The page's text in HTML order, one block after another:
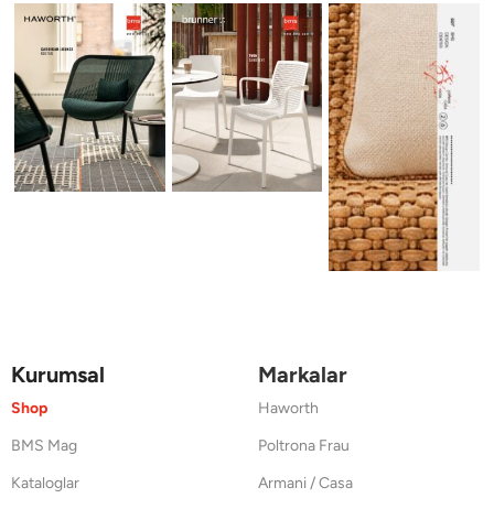
Kurumsal
Shop
BMS Mag
Kataloglar
Markalar
Haworth
Poltrona Frau
Armani / Casa